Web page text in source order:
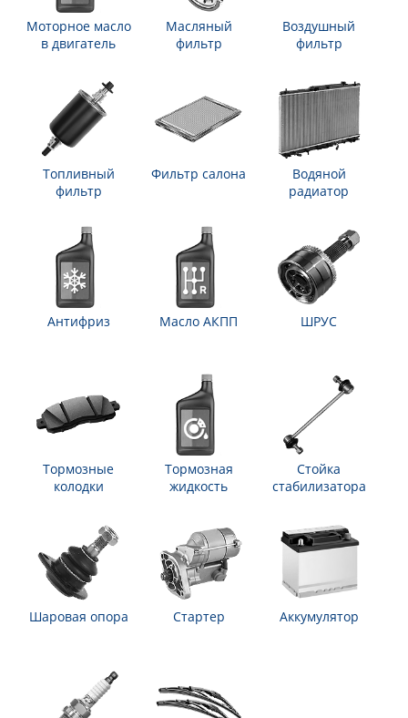
Моторное масло
в двигатель
Масляный
фильтр
Воздушный
фильтр
Топливный
фильтр
Фильтр салона
Водяной
радиатор
Антифриз Масло АКПП ШРУС
Тормозные
колодки
Тормозная
жидкость
Стойка
стабилизатора
Шаровая опора Стартер Аккумулятор